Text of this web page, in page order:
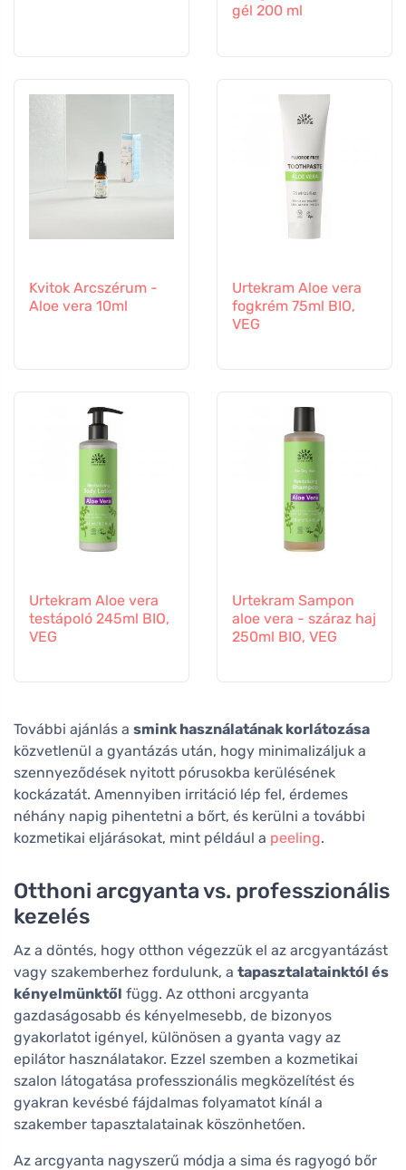
gél 200 ml
Kvitok Arcszérum -
Aloe vera 10ml
Urtekram Aloe vera
fogkrém 75ml BIO,
VEG
Urtekram Aloe vera
testápoló 245ml BIO,
VEG
Urtekram Sampon
aloe vera - száraz haj
250ml BIO, VEG
További ajánlás a smink használatának korlátozása
közvetlenül a gyantázás után, hogy minimalizáljuk a
szennyeződések nyitott pórusokba kerülésének
kockázatát. Amennyiben irritáció lép fel, érdemes
néhány napig pihentetni a bőrt, és kerülni a további
kozmetikai eljárásokat, mint például a peeling.
Otthoni arcgyanta vs. professzionális
kezelés
Az a döntés, hogy otthon végezzük el az arcgyantázást
vagy szakemberhez fordulunk, a tapasztalatainktól és
kényelmünktől függ. Az otthoni arcgyanta
gazdaságosabb és kényelmesebb, de bizonyos
gyakorlatot igényel, különösen a gyanta vagy az
epilátor használatakor. Ezzel szemben a kozmetikai
szalon látogatása professzionális megközelítést és
gyakran kevésbé fájdalmas folyamatot kínál a
szakember tapasztalatainak köszönhetően.
Az arcgyanta nagyszerű módja a sima és ragyogó bőr